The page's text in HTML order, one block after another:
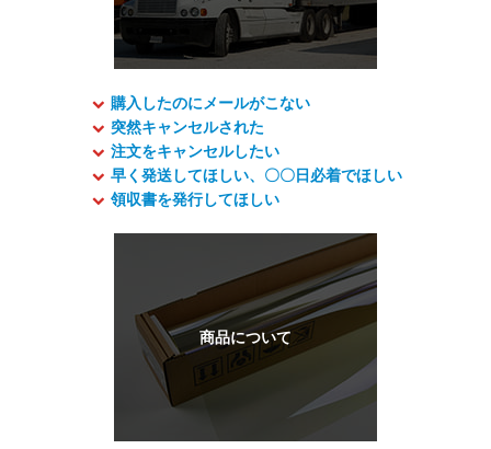
購入したのにメールがこない
突然キャンセルされた
注文をキャンセルしたい
早く発送してほしい、〇〇日必着でほしい
領収書を発行してほしい